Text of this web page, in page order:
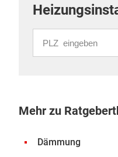
Mehr zu
Dämmung